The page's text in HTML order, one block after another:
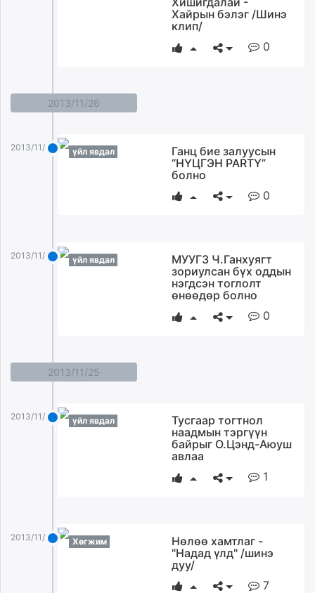
shuud.mn
eagle.mn
zarig.mn
unen.mn
mglradio.com
fact.mn
tumen.mn
toim.mn
Хайрын бэлэг /Шинэ
клип/
0
2013/11/26
2013/11/26 үйл явдал
Ганц бие залуусын
“НҮЦГЭН PARTY”
болно
0
2013/11/26 үйл явдал
МУУГЗ Ч.Ганхуягт
зориулсан бүх оддын
нэгдсэн тоглолт
өнөөдөр болно
0
2013/11/25
2013/11/25 үйл явдал
Тусгаар тогтнол
наадмын тэргүүн
байрыг О.Цэнд-Аюуш
авлаа
1
2013/11/25 Хөгжим
Нөлөө хамтлаг -
"Надад үлд" /шинэ
дуу/
7